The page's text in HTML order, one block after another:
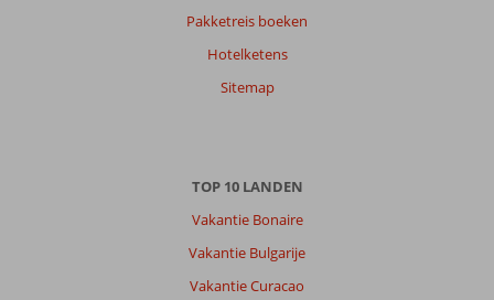
Pakketreis boeken
Hotelketens
Sitemap
TOP 10 LANDEN
Vakantie Bonaire
Vakantie Bulgarije
Vakantie Curacao